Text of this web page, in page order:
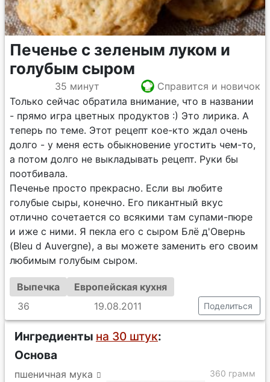
Печенье с зеленым луком и
голубым сыром
35 минут
Справится и новичок
Только сейчас обратила внимание, что в названии
- прямо игра цветных продуктов :) Это лирика. А
теперь по теме. Этот рецепт кое-кто ждал очень
долго - у меня есть обыкновение угостить чем-то,
а потом долго не выкладывать рецепт. Руки бы
поотбивала.
Печенье просто прекрасно. Если вы любите
голубые сыры, конечно. Его пикантный вкус
отлично сочетается со всякими там супами-пюре
и иже с ними. Я пекла его с сыром Блё д'Овернь
(Bleu d Auvergne), а вы можете заменить его своим
любимым голубым сыром.
Выпечка
Европейская кухня
36
19.08.2011 Поделиться
Ингредиенты на 30 штук:
Основа
пшеничная мука 360 грамм